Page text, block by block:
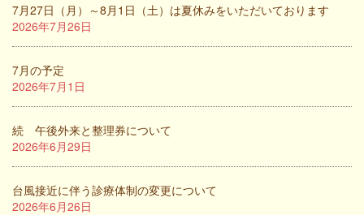
7月27日（月）～8月1日（土）は夏休みをいただいております
2026年7月26日
7月の予定
2026年7月1日
続 午後外来と整理券について
2026年6月29日
台風接近に伴う診療体制の変更について
2026年6月26日